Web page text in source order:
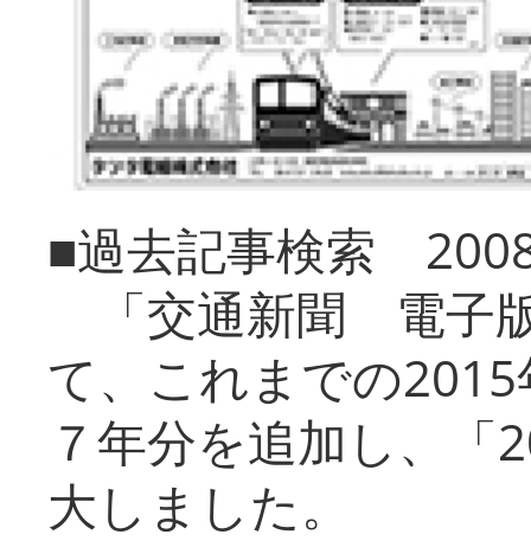
■過去記事検索
「交通新聞 電子
て、これまでの
７年分を追加し、「
大しまし